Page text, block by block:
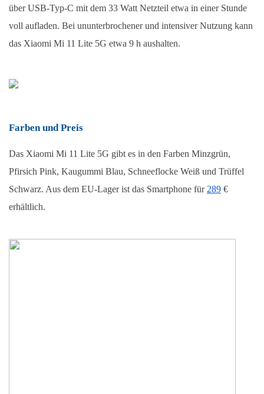
über USB-Typ-C mit dem 33 Watt Netzteil etwa in einer Stunde
voll aufladen. Bei ununterbrochener und intensiver Nutzung kann
das Xiaomi Mi 11 Lite 5G etwa 9 h aushalten.
Farben und Preis
Das Xiaomi Mi 11 Lite 5G gibt es in den Farben Minzgrün,
Pfirsich Pink, Kaugummi Blau, Schneeflocke Weiß und Trüffel
Schwarz. Aus dem EU-Lager ist das Smartphone für 289 €
erhältlich.